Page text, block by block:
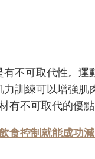
不可取代性。
訓練可以增強
有不可取代的優點
食控制就能成功減